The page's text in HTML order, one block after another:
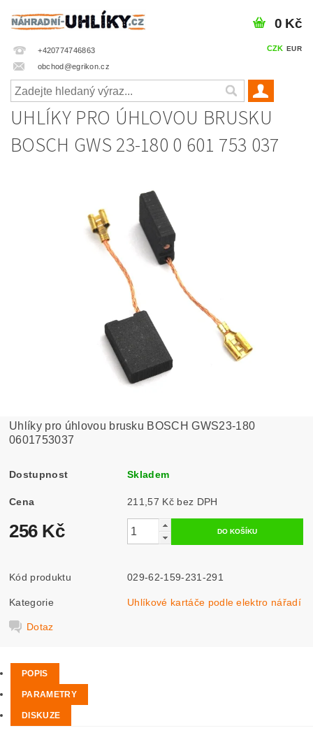
+420774746863
obchod@egrikon.cz
CZK EUR
0 Kč
UHLÍKY PRO ÚHLOVOU BRUSKU
BOSCH GWS 23-180 0 601 753 037
Uhlíky pro úhlovou brusku BOSCH GWS23-180
0601753037
Dostupnost Skladem
Cena 211,57 Kč bez DPH
256 Kč
Kód produktu 029-62-159-231-291
Kategorie Uhlíkové kartáče podle elektro nářadí
Dotaz
POPIS
PARAMETRY
DISKUZE